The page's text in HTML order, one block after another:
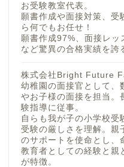
お受験教室代表。
願書作成や面接対策、受
ら何でもお任せ！
願書作成97%、面接レ
など驚異の合格実績を誇
株式会社Bright Future
幼稚園の面接官として、
やお子様の面接を担当。
験指導に従事。
自らも我が子の小学校受
受験の厳しさを理解。親
のサポートを使命とし、
教育者としての経験と親
が特徴。